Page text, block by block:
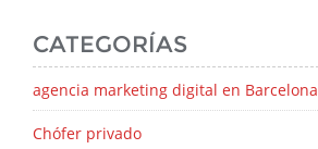
CATEGORÍAS
agencia marketing digital en Barcelona
Chófer privado